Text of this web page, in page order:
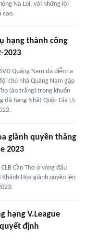
Na Loi, với những lời
cao.
hạng thành công
2023
Quảng Nam đã diễn ra
chủ nhà Quảng Nam gặp
(áo trắng) trong khuổn
đá hạng Nhất Quốc Gia LS
giành quyền thăng
2023
Cần Thơ ở vòng đấu
Khánh Hòa giành quyền lên
hạng V.League
định